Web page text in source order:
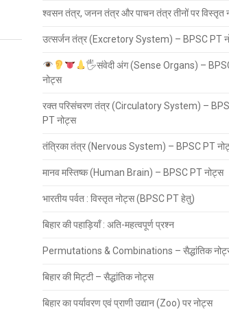
श्वसन तंत्र, जनन तंत्र और पाचन तंत्र तीनों पर विस्तृत
उत्सर्जन तंत्र (Excretory System) – BPSC PT
🖐संवेदी अंग (Sense Organs) –
नोट्स
रक्त परिसंचरण तंत्र (Circulatory System) –
PT नोट्स
तंत्रिका तंत्र (Nervous System) – BPSC PT
मानव मस्तिष्क (Human Brain) – BPSC PT नोट्स
भारतीय पर्वत : विस्तृत नोट्स (BPSC PT हेतु)
बिहार की पहाड़ियाँ : अति-महत्वपूर्ण प्रश्न
Permutations & Combinations – सैद्धांतिक
बिहार की मिट्टी – सैद्धांतिक नोट्स
बिहार का पर्यावरण एवं प्राणी उद्यान (Zoo) पर नोट्स